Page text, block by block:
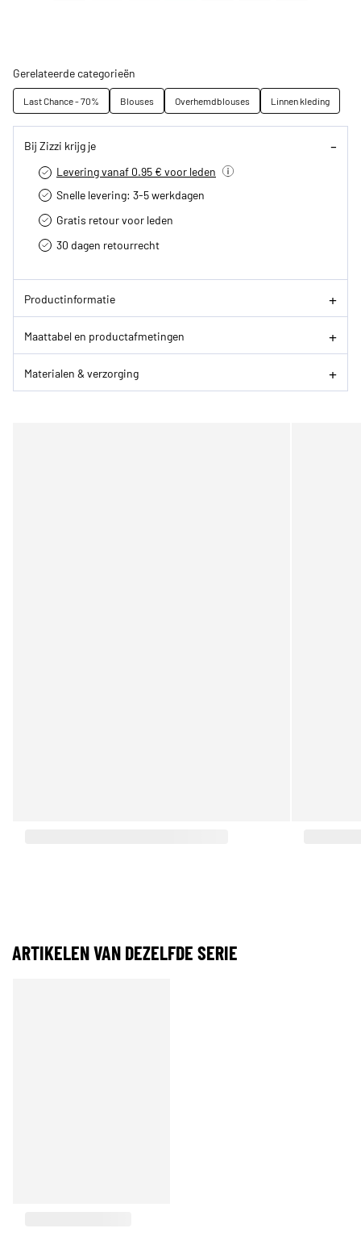
Gerelateerde categorieën
Last Chance - 70% Blouses Overhemdblouses Linnen kleding
Bij Zizzi krijg je
Levering vanaf 0.95 € voor leden
Snelle levering: 3-5 werkdagen
Gratis retour voor leden
30 dagen retourrecht­
Productinformatie
Maattabel en productafmetingen
Materialen & verzorging
ARTIKELEN VAN DEZELFDE SERIE